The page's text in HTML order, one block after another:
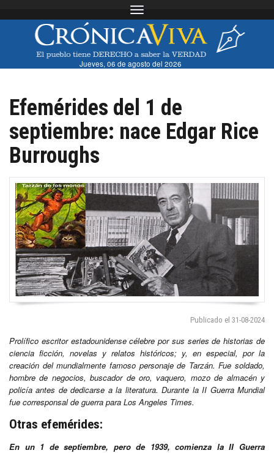
Toggle navigation
Jueves, 06 de agosto del 2026
Efemérides del 1 de
septiembre: nace Edgar Rice
Burroughs
Publicado el 31-08-2024
Prolífico escritor estadounidense célebre por sus series de historias de
ciencia ficción, novelas y relatos históricos; y, en especial, por la
creación del mundialmente famoso personaje de Tarzán. Fue soldado,
hombre de negocios, buscador de oro, vaquero, mozo de almacén y
policía antes de dedicarse a la literatura. Durante la II Guerra Mundial
fue corresponsal de guerra para Los Angeles Times.
Otras efemérides:
En un 1 de septiembre, pero de 1939, comienza la II Guerra